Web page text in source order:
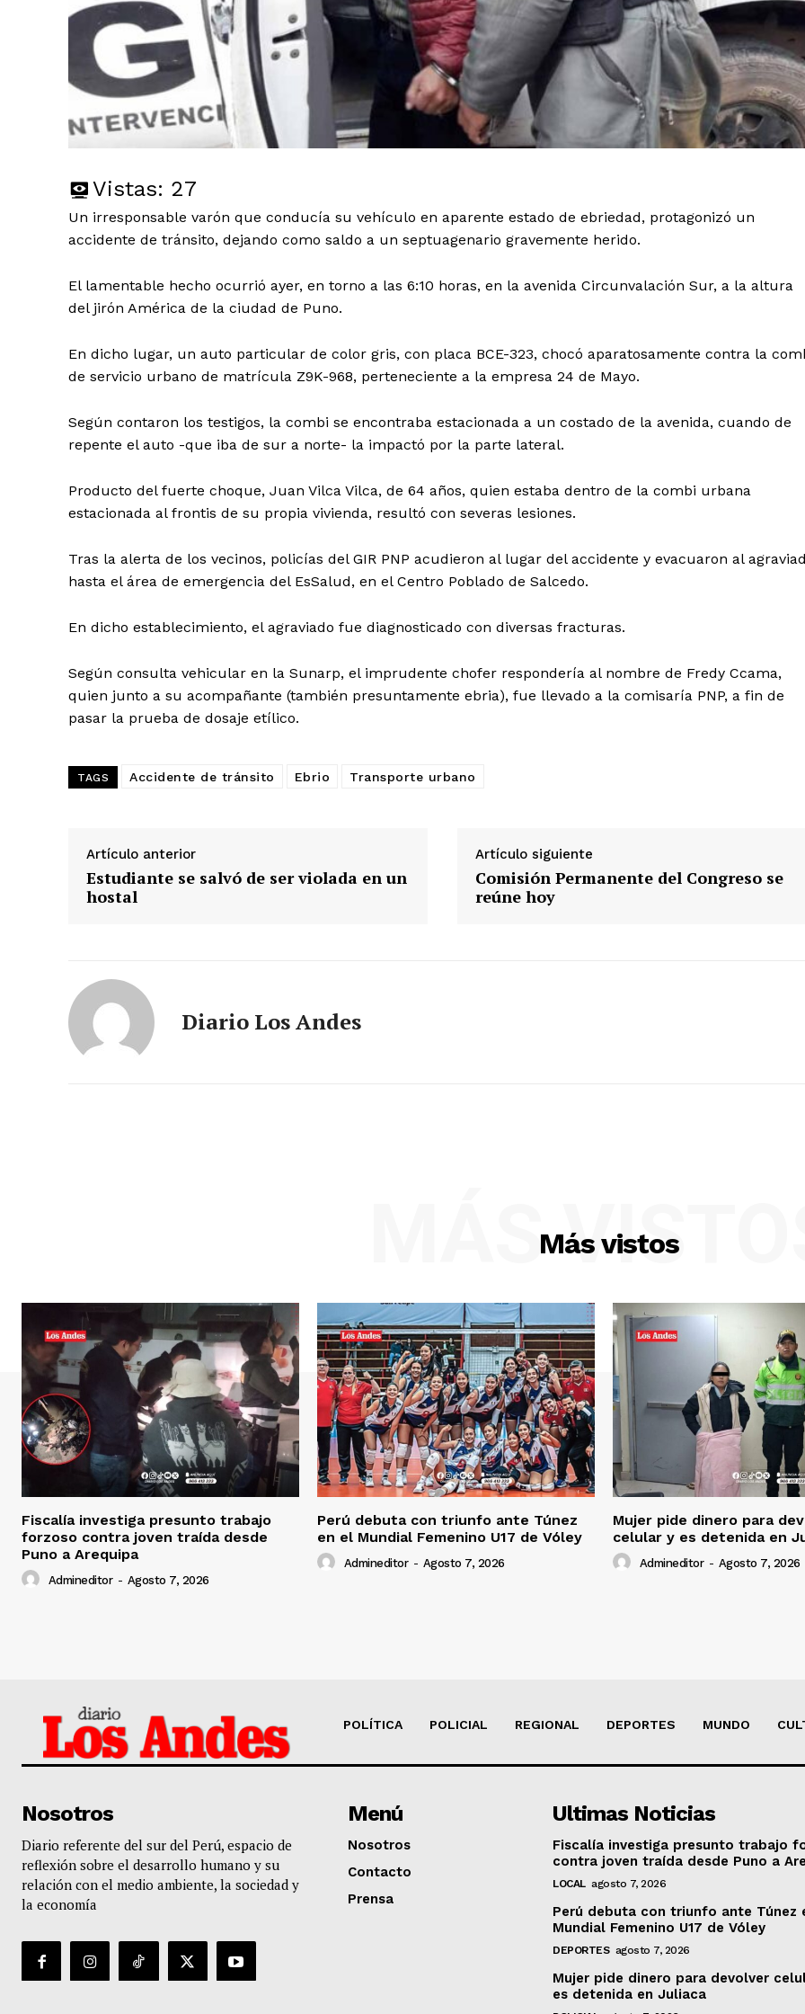
Nosotros
Vistas: 27
Un irresponsable varón que conducía su vehículo en aparente estado de ebriedad, protagonizó un
accidente de tránsito, dejando como saldo a un septuagenario gravemente herido.
El lamentable hecho ocurrió ayer, en torno a las 6:10 horas, en la avenida Circunvalación Sur, a la altura
del jirón América de la ciudad de Puno.
En dicho lugar, un auto particular de color gris, con placa BCE-323, chocó aparatosamente contra la
de servicio urbano de matrícula Z9K-968, perteneciente a la empresa 24 de Mayo.
Según contaron los testigos, la combi se encontraba estacionada a un costado de la avenida, cuando de
repente el auto -que iba de sur a norte- la impactó por la parte lateral.
Producto del fuerte choque, Juan Vilca Vilca, de 64 años, quien estaba dentro de la combi urbana
estacionada al frontis de su propia vivienda, resultó con severas lesiones.
Tras la alerta de los vecinos, policías del GIR PNP acudieron al lugar del accidente y evacuaron al
hasta el área de emergencia del EsSalud, en el Centro Poblado de Salcedo.
En dicho establecimiento, el agraviado fue diagnosticado con diversas fracturas.
Según consulta vehicular en la Sunarp, el imprudente chofer respondería al nombre de Fredy Ccama,
quien junto a su acompañante (también presuntamente ebria), fue llevado a la comisaría PNP, a fin de
pasar la prueba de dosaje etílico.
TAGS Accidente de tránsito Ebrio Transporte urbano
Artículo anterior
Estudiante se salvó de ser violada en un
hostal
Artículo siguiente
Comisión Permanente del Congreso se
reúne hoy
Diario Los Andes
Más vistos
MÁS
Fiscalía investiga presunto trabajo
forzoso contra joven traída desde
Puno a Arequipa
Admineditor - Agosto 7, 2026
Perú debuta con triunfo ante Túnez
en el Mundial Femenino U17 de Vóley
Admineditor - Agosto 7, 2026
Mujer pide dinero para
celular y es detenida en
Admineditor - Agosto 7, 2026
POLÍTICA POLICIAL REGIONAL DEPORTES MUNDO
Nosotros
Diario referente del sur del Perú, espacio de
reflexión sobre el desarrollo humano y su
relación con el medio ambiente, la sociedad y
la economía
Menú
Nosotros
Contacto
Prensa
Ultimas Noticias
Fiscalía investiga presunto trabajo
contra joven traída desde Puno a
LOCAL agosto 7, 2026
Perú debuta con triunfo ante Túnez
Mundial Femenino U17 de Vóley
DEPORTES agosto 7, 2026
Mujer pide dinero para devolver
es detenida en Juliaca